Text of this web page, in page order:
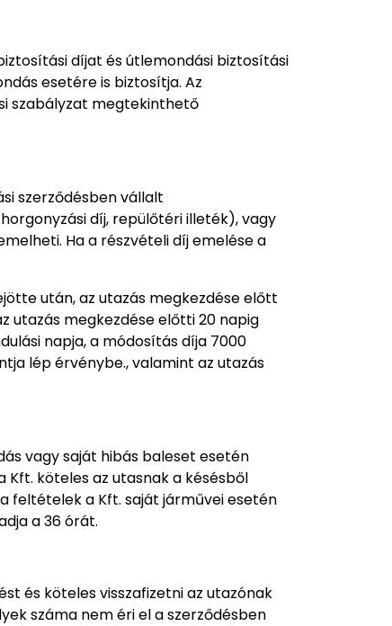
díjat és útlemondási biztosítási
esetére is biztosítja. Az
szabályzat megtekinthető
szerződésben vállalt
díj, repülőtéri illeték), vagy
Ha a részvételi díj emelése a
után, az utazás megkezdése előtt
utazás megkezdése előtti 20 napig
napja, a módosítás díja 7000
lép érvénybe., valamint az utazás
vagy saját hibás baleset esetén
Kft. köteles az utasnak a késésből
feltételek a Kft. saját járművei esetén
a 36 órát.
és köteles visszafizetni az utazónak
száma nem éri el a szerződésben